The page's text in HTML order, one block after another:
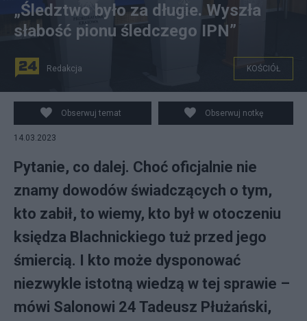
Zbigniew Ziobro, Andrzej Pozorski, Karol NawrockiFot.
PAP/Mateusz Marek
„Śledztwo było za długie. Wyszła
słabość pionu śledczego IPN”
Redakcja KOŚCIÓŁ
Obserwuj temat Obserwuj notkę
14.03.2023
Pytanie, co dalej. Choć oficjalnie nie
znamy dowodów świadczących o tym,
kto zabił, to wiemy, kto był w otoczeniu
księdza Blachnickiego tuż przed jego
śmiercią. I kto może dysponować
niezwykle istotną wiedzą w tej sprawie –
mówi Salonowi 24 Tadeusz Płużański,